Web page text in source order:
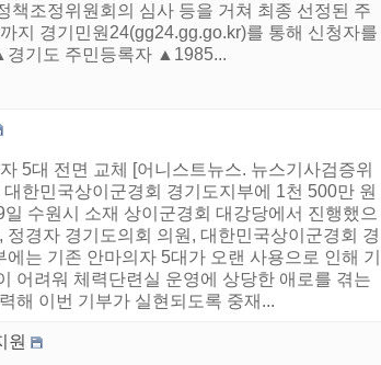
책조정위원회의 심사 등을 거쳐 최종 선정된 주
지 경기민원24(gg24.gg.go.kr)를 통해 신청자를
경기도 주민등록자 ▲1985...
5대 전면 교체 [어니스트뉴스. 뉴스기사검증위
한민국상이군경회 경기도지부에 1천 500만 원
수원시 소재 상이군경회 대강당에서 진행했으
경자 경기도의회 의원, 대한민국상이군경회 경
는 기존 안마의자 5대가 오랜 사용으로 인해 기
어려워 체력단련실 운영에 상당한 애로를 겪는
해 이번 기부가 실현되도록 중재...
원